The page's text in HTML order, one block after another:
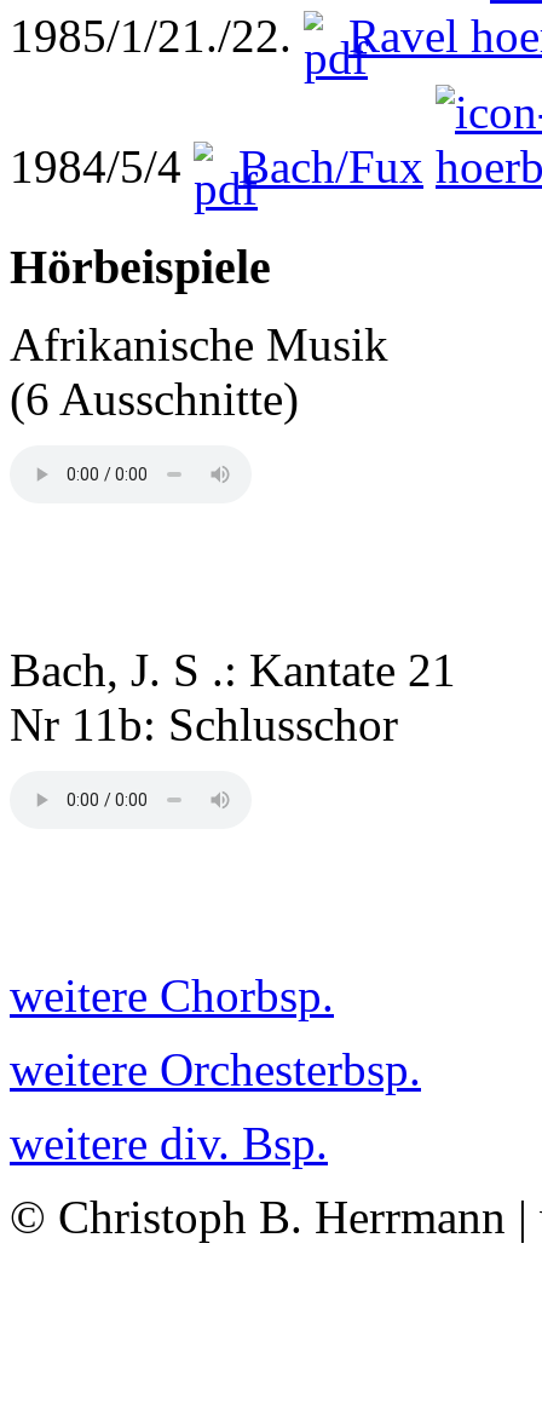
1985/1/21./22. Ravel
1984/5/4 Bach/Fux
Hörbeispiele
Afrikanische Musik
(6 Ausschnitte)
Bach, J. S .: Kantate 21
Nr 11b: Schlusschor
weitere Chorbsp.
weitere Orchesterbsp.
weitere div. Bsp.
© Christoph B. Herrmann